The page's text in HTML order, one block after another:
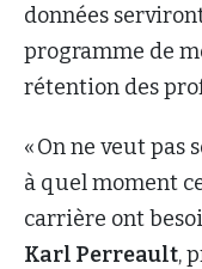
données
programme de
rétention des
« On ne veut pas
à quel moment
carrière ont
Karl Perreault,